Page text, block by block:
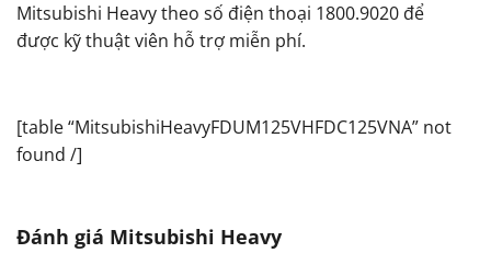
Mitsubishi Heavy theo số điện thoại 1800.9020 để
được kỹ thuật viên hỗ trợ miễn phí.
[table “MitsubishiHeavyFDUM125VHFDC125VNA” not
found /]
Đánh giá Mitsubishi Heavy